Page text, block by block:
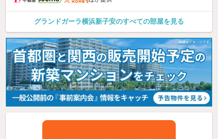
グランドガーラ横浜新子安のすべての部屋を見る